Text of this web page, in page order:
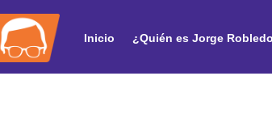
Inicio ¿Quién es Jorge